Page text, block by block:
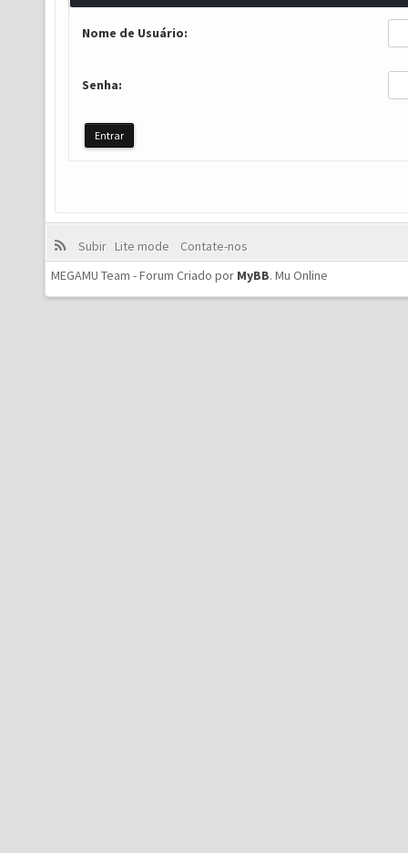
Nome de Usuário:
Senha:
Subir Lite mode
Contate-nos
MEGAMU Team - Forum Criado por MyBB. Mu Online